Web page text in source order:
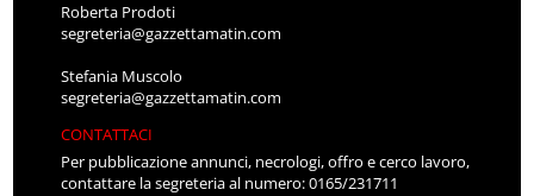
Roberta Prodoti
segreteria@gazzettamatin.com
Stefania Muscolo
segreteria@gazzettamatin.com
CONTATTACI
Per pubblicazione annunci, necrologi, offro e cerco lavoro,
contattare la segreteria al numero: 0165/231711